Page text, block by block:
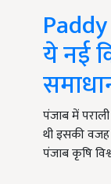
ये नई
पंजाब में
थी इसकी वजह
पंजाब कृषि